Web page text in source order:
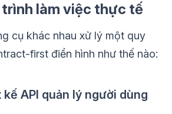
trình làm việc thực tế
cụ khác nhau xử lý một quy
first điển hình như thế nào:
API quản lý người dùng